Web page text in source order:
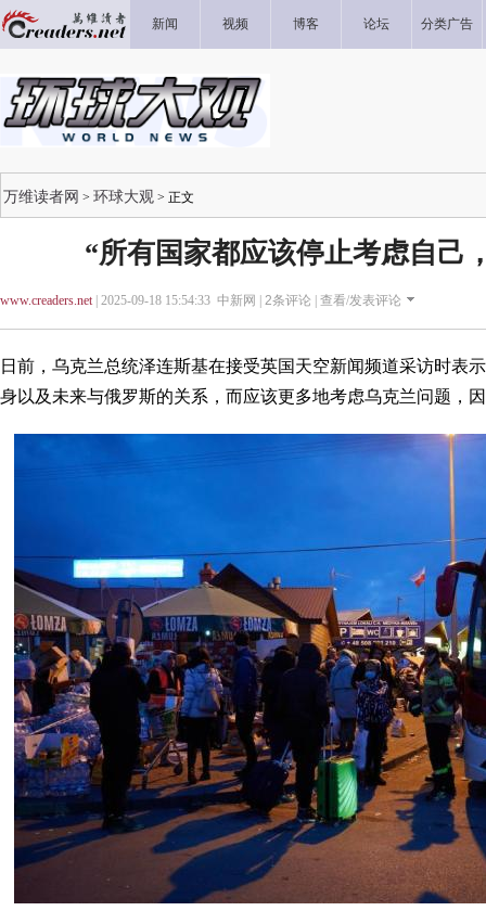
新闻 视频 博客 论坛 分类广告
万维读者网 > 环球大观 > 正文
“所有国家都应该停止考虑自己
www.creaders.net| 2025-09-18 15:54:33 中新网 | 2条评论 | 查看/发表评论
日前，乌克兰总统泽连斯基在接受英国天空新闻频道采访时表
身以及未来与俄罗斯的关系，而应该更多地考虑乌克兰问题，